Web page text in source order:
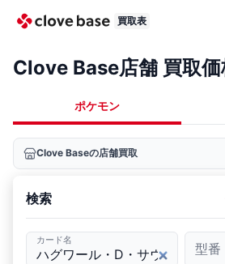
買取表
Clove Base店舗 買取価
ポケモン
Clove Baseの店舗買取
検索
カード名
型番